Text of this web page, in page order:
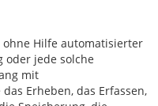
Hilfe automatisierter
oder jede solche
mit
Erheben, das Erfassen,